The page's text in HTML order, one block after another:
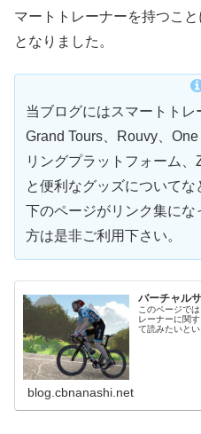
マートトレーナーを持つこ
となりました。
当ブログにはスマートト
Grand Tours、Rouvy、
リングプラットフォーム、
と便利なグッズについてな
下のページがリンク集に
方は是非ご利用下さい。
バーチャル
このページで
レーナーに関
て読みたいと
blog.cbnanashi.net